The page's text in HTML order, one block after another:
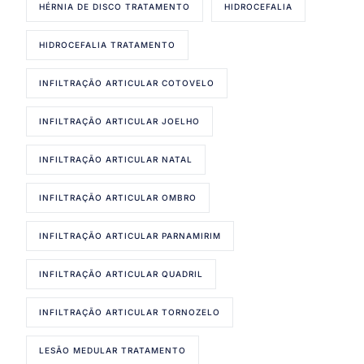
HÉRNIA DE DISCO TRATAMENTO HIDROCEFALIA
HIDROCEFALIA TRATAMENTO
INFILTRAÇÃO ARTICULAR COTOVELO
INFILTRAÇÃO ARTICULAR JOELHO
INFILTRAÇÃO ARTICULAR NATAL
INFILTRAÇÃO ARTICULAR OMBRO
INFILTRAÇÃO ARTICULAR PARNAMIRIM
INFILTRAÇÃO ARTICULAR QUADRIL
INFILTRAÇÃO ARTICULAR TORNOZELO
LESÃO MEDULAR TRATAMENTO